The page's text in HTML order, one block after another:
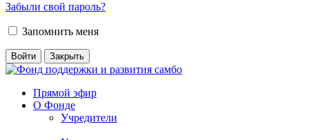
Забыли свой пароль?
Запомнить меня
Прямой эфир
О Фонде
Учредители